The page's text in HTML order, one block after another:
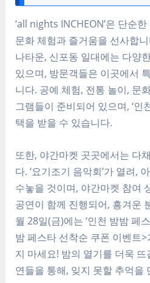
‘all nights INCHEON’은 단순
문화 체험과 즐거움을 선사합
나타운, 신포동 일대에는 다양
있으며, 방문객들은 이곳에서
니다. 공예 체험, 전통 놀이, 문
그램들이 준비되어 있으며, ‘인
택을 받을 수 있습니다.
또한, 야간마켓 곳곳에서는 다
다. ‘요기조기 음악회’가 열려,
수놓을 것이며, 야간마켓 참여
공연이 함께 진행되어, 흥겨운
월 28일(금)에는 ‘인천 밤밤 페
밤 페스타 선착순 쿠폰 이벤트
지 마세요! 밤의 열기를 더욱
연들을 통해, 잊지 못할 추억을